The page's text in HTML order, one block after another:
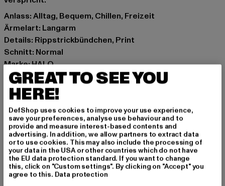
Anlass: Alltag, Bequem, Chillen, Freizeit
Ärmelart: Langarm
Details: Rippstrickbündchen, Print
Schnitt: Normal
Marke: HALO
Kat.: Sweaters
Farbe: schwarz
Hersteller Farbe: black
Materialzusammensetzung: 100% Baumwolle
Art.Nr: 230419-00007
Hersteller: HUMMEL CENOZOIC APS |
info@newlinehalo.com
Balticagade 20 | 8000 Aarhus C | DK
GREAT TO SEE YOU
HERE!
DefShop uses cookies to improve your use experience,
save your preferences, analyse use behaviour and to
provide and measure interest-based contents and
advertising. In addition, we allow partners to extract data
or to use cookies. This may also include the processing of
your data in the USA or other countries which do not have
the EU data protection standard. If you want to change
this, click on "Custom settings". By clicking on "Accept" you
agree to this. Data protection